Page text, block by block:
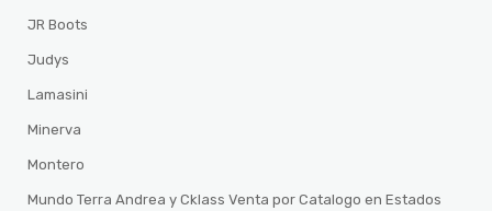
JR Boots
Judys
Lamasini
Minerva
Montero
Mundo Terra Andrea y Cklass Venta por Catalogo en Estados